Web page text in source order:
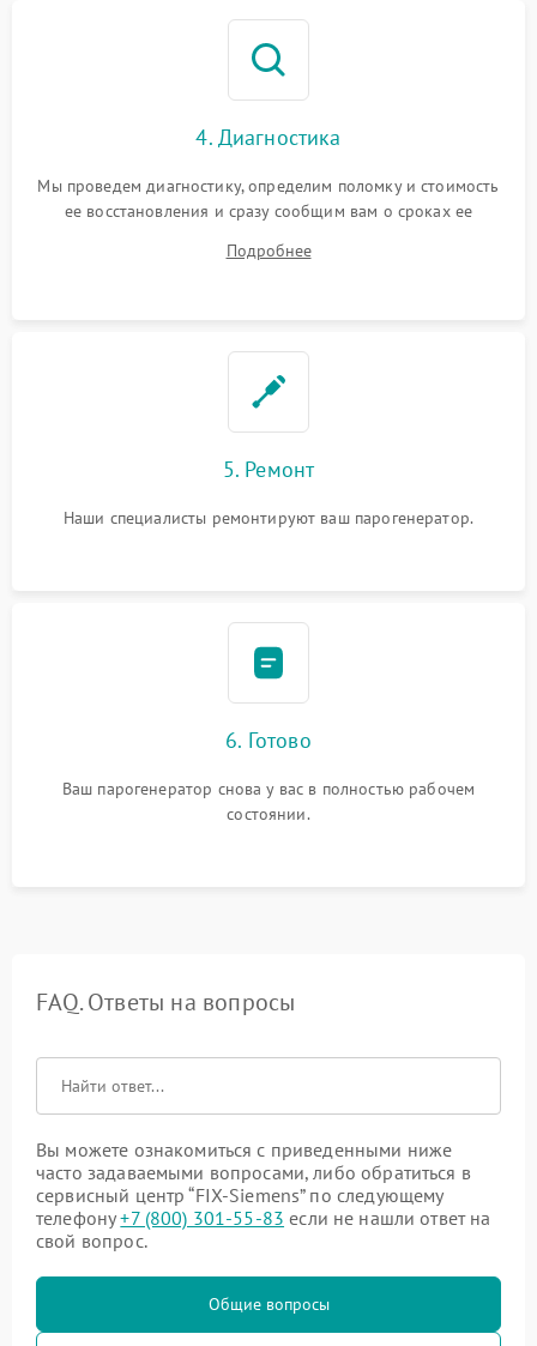
4. Диагностика
Мы проведем диагностику, определим поломку и стоимость
ее восстановления и сразу сообщим вам о сроках ее
Подробнее
5. Ремонт
Наши специалисты ремонтируют ваш парогенератор.
6. Готово
Ваш парогенератор снова у вас в полностью рабочем
состоянии.
FAQ. Ответы на вопросы
Вы можете ознакомиться с приведенными ниже
часто задаваемыми вопросами, либо обратиться в
сервисный центр “FIX-Siemens” по следующему
телефону+7 (800) 301-55-83 если не нашли ответ на
свой вопрос.
Общие вопросы